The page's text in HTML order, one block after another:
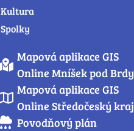
Kultura
Spolky
Mapová aplikace GIS
Online Mníšek pod Brdy
Mapová aplikace GIS
Online Středočeský kraj
Povodňový plán